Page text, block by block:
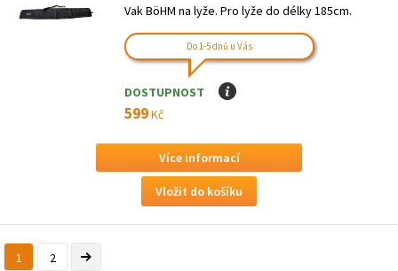
Vak BöHM na lyže. Pro lyže do délky 185cm.
Do 1-5 dnů u Vás
DOSTUPNOST I
599Kč
Více informací
1 2